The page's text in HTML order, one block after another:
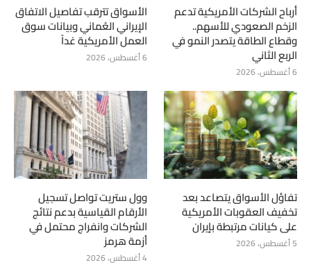
أرباح الشركات الأمريكية تدعم
الزخم الصعودي للأسهم..
وقطاع الطاقة يتصدر النمو في
الربع الثاني
6 أغسطس، 2026
الأسواق تترقب تفاصيل الاتفاق
الإيراني العُماني وبيانات سوق
العمل الأمريكية غداً
6 أغسطس، 2026
تفاؤل الأسواق يتصاعد بعد
تخفيف العقوبات الأمريكية
على كيانات مرتبطة بإيران
5 أغسطس، 2026
وول ستريت تواصل تسجيل
الأرقام القياسية بدعم نتائج
الشركات وانفراج محتمل في
أزمة هرمز
4 أغسطس، 2026